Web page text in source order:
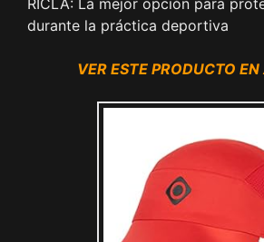
RICLA: La mejor opción para
durante la práctica deportiva
VER ESTE PRODUCTO